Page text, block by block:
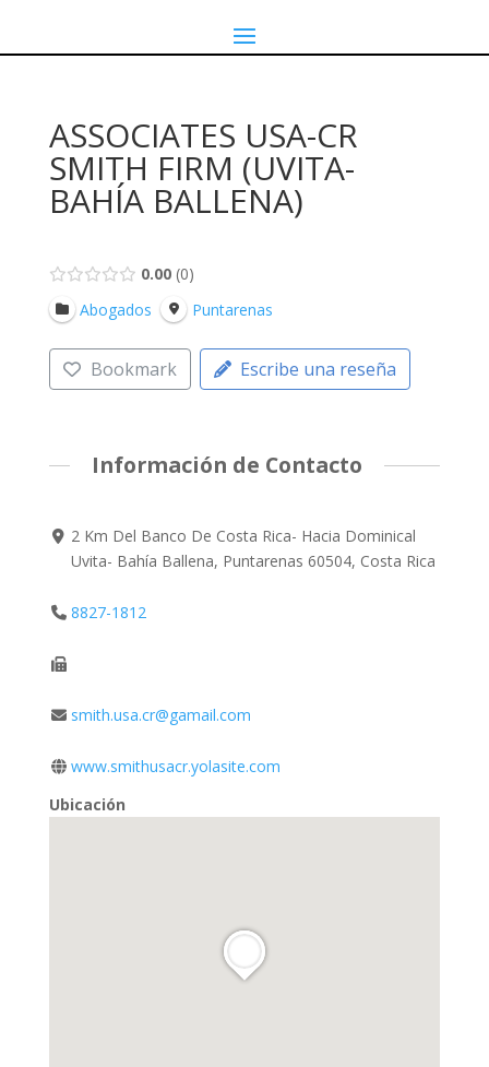
ASSOCIATES USA-CR
SMITH FIRM (UVITA-
BAHÍA BALLENA)
0.00 0
Abogados
Puntarenas
Bookmark Escribe una reseña
Información de Contacto
2 Km Del Banco De Costa Rica- Hacia Dominical
Uvita- Bahía Ballena, Puntarenas 60504, Costa Rica
8827-1812
smith.usa.cr@gamail.com
www.smithusacr.yolasite.com
Ubicación